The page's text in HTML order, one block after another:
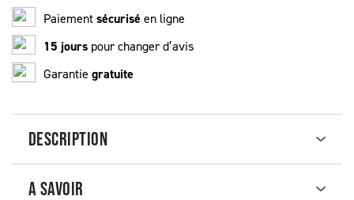
Paiementsécurisé en ligne
15 jours pour changer d’avis
Garantie gratuite
DESCRIPTION
A SAVOIR